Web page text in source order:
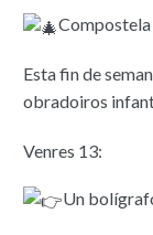
Esta fin de
obradoiros
Venres 13:
Un